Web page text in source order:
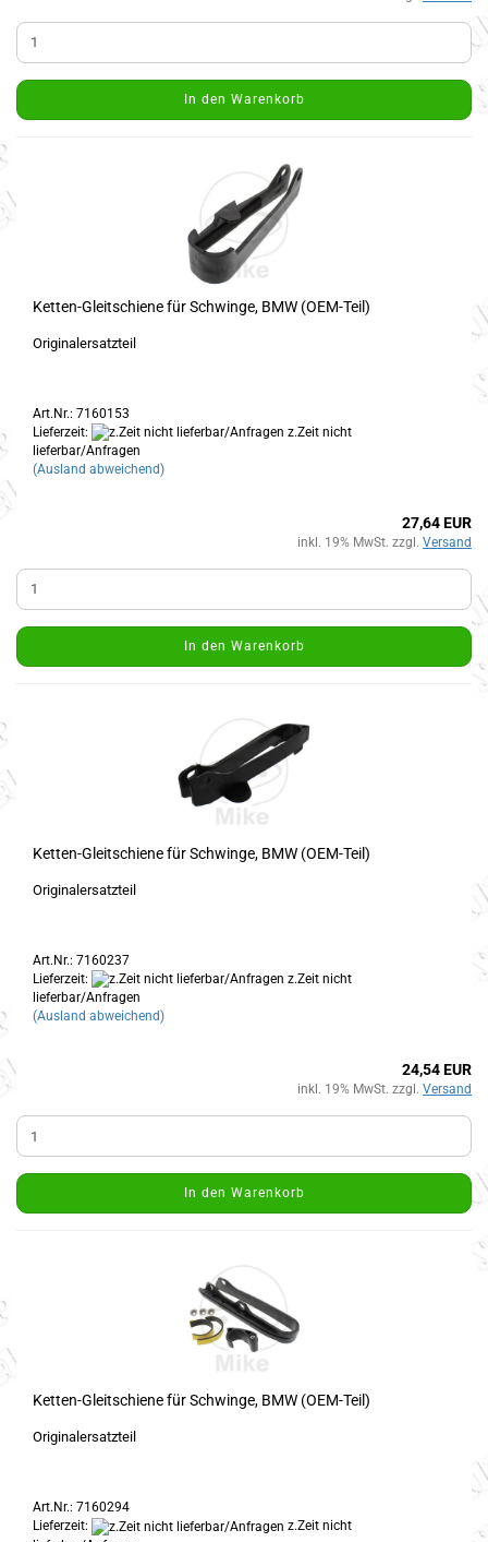
In den Warenkorb
Ketten-Gleitschiene für Schwinge, BMW (OEM-Teil)
Originalersatzteil
Art.Nr.: 7160153
Lieferzeit:
z.Zeit nicht
lieferbar/Anfragen
(Ausland abweichend)
27,64 EUR
inkl. 19% MwSt. zzgl. Versand
In den Warenkorb
Ketten-Gleitschiene für Schwinge, BMW (OEM-Teil)
Originalersatzteil
Art.Nr.: 7160237
Lieferzeit:
z.Zeit nicht
lieferbar/Anfragen
(Ausland abweichend)
24,54 EUR
inkl. 19% MwSt. zzgl. Versand
In den Warenkorb
Ketten-Gleitschiene für Schwinge, BMW (OEM-Teil)
Originalersatzteil
Art.Nr.: 7160294
Lieferzeit:
z.Zeit nicht